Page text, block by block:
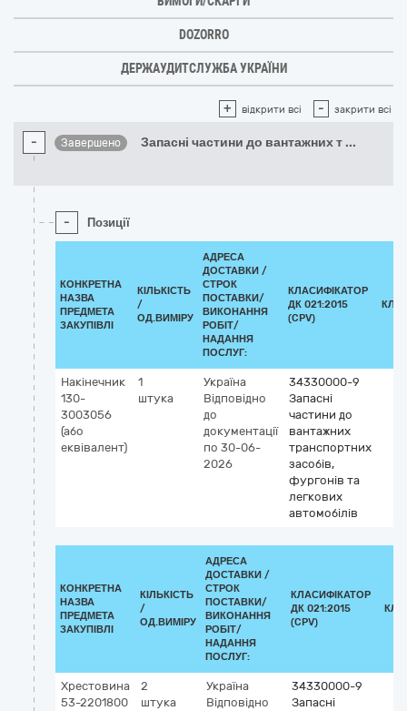
DOZORRO
ДЕРЖАУДИТСЛУЖБА УКРАЇНИ
+ відкрити всі - закрити всі
- Завершено Запасні частини до вантажних т ...
- Позиції
КОНКРЕТНА
НАЗВА
ПРЕДМЕТА
ЗАКУПІВЛІ
КІЛЬКІСТЬ
/
ОД.ВИМІРУ
АДРЕСА
ДОСТАВКИ /
СТРОК
ПОСТАВКИ/
ВИКОНАННЯ
РОБІТ/
НАДАННЯ
ПОСЛУГ:
КЛАСИФІКАТОР
ДК 021:2015
(CPV)
Накінечник
130-
3003056
(або
еквівалент)
1
штука
Україна
Відповідно
до
документації
по 30-06-
2026
34330000-9
Запасні
частини до
вантажних
транспортних
засобів,
фургонів та
легкових
автомобілів
КОНКРЕТНА
НАЗВА
ПРЕДМЕТА
ЗАКУПІВЛІ
КІЛЬКІСТЬ
/
ОД.ВИМІРУ
АДРЕСА
ДОСТАВКИ /
СТРОК
ПОСТАВКИ/
ВИКОНАННЯ
РОБІТ/
НАДАННЯ
ПОСЛУГ:
КЛАСИФІКАТОР
ДК 021:2015
(CPV)
Хрестовина
53-2201800
2
штука
Україна
Відповідно
34330000-9
Запасні